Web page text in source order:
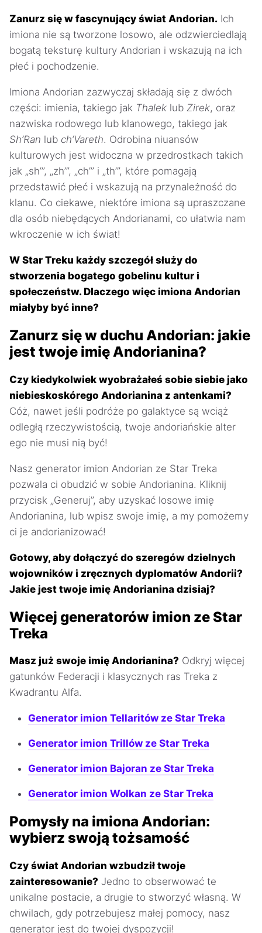
Zanurz się w fascynujący świat Andorian. Ich
imiona nie są tworzone losowo, ale odzwierciedlają
bogatą teksturę kultury Andorian i wskazują na ich
płeć i pochodzenie.
Imiona Andorian zazwyczaj składają się z dwóch
części: imienia, takiego jak Thalek lub Zirek, oraz
nazwiska rodowego lub klanowego, takiego jak
Sh’Ran lub ch’Vareth. Odrobina niuansów
kulturowych jest widoczna w przedrostkach takich
jak „sh’”, „zh’”, „ch’” i „th’”, które pomagają
przedstawić płeć i wskazują na przynależność do
klanu. Co ciekawe, niektóre imiona są upraszczane
dla osób niebędących Andorianami, co ułatwia nam
wkroczenie w ich świat!
W Star Treku każdy szczegół służy do
stworzenia bogatego gobelinu kultur i
społeczeństw. Dlaczego więc imiona Andorian
miałyby być inne?
Zanurz się w duchu Andorian: jakie
jest twoje imię Andorianina?
Czy kiedykolwiek wyobrażałeś sobie siebie jako
niebieskoskórego Andorianina z antenkami?
Cóż, nawet jeśli podróże po galaktyce są wciąż
odległą rzeczywistością, twoje andoriańskie alter
ego nie musi nią być!
Nasz generator imion Andorian ze Star Treka
pozwala ci obudzić w sobie Andorianina. Kliknij
przycisk „Generuj”, aby uzyskać losowe imię
Andorianina, lub wpisz swoje imię, a my pomożemy
ci je andorianizować!
Gotowy, aby dołączyć do szeregów dzielnych
wojowników i zręcznych dyplomatów Andorii?
Jakie jest twoje imię Andorianina dzisiaj?
Więcej generatorów imion ze Star
Treka
Masz już swoje imię Andorianina? Odkryj więcej
gatunków Federacji i klasycznych ras Treka z
Kwadrantu Alfa.
Generator imion Tellaritów ze Star Treka
Generator imion Trillów ze Star Treka
Generator imion Bajoran ze Star Treka
Generator imion Wolkan ze Star Treka
Pomysły na imiona Andorian:
wybierz swoją tożsamość
Czy świat Andorian wzbudził twoje
zainteresowanie? Jedno to obserwować te
unikalne postacie, a drugie to stworzyć własną. W
chwilach, gdy potrzebujesz małej pomocy, nasz
generator jest do twojej dyspozycji!